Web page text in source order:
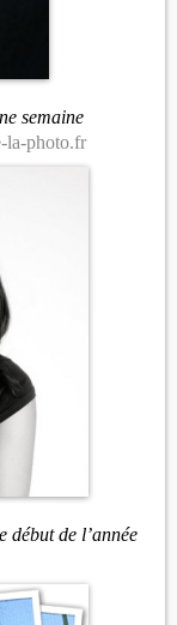
semaine
la-photo.fr
début de l’année